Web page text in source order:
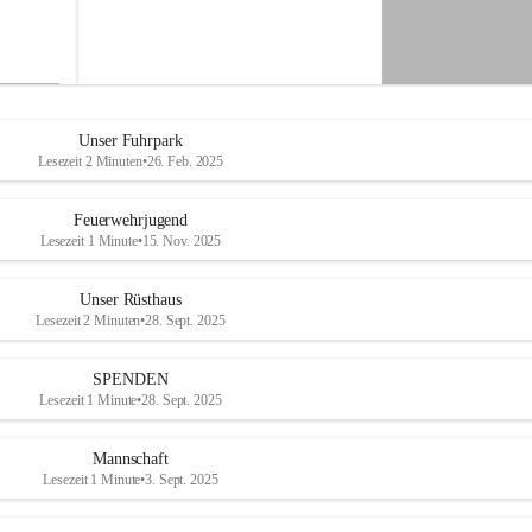
e
d
o
r
Unser Fuhrpark
Lesezeit 2 Minuten•26. Feb. 2025
Feuerwehrjugend
Lesezeit 1 Minute•15. Nov. 2025
Unser Rüsthaus
Lesezeit 2 Minuten•28. Sept. 2025
SPENDEN
Lesezeit 1 Minute•28. Sept. 2025
Mannschaft
Lesezeit 1 Minute•3. Sept. 2025